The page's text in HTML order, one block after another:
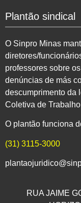
Plantão sindical
O Sinpro Minas
diretores/
professores sobre
denúncias de más
descumprimento da
Coletiva de
O plantão funciona
(31) 3115-3000
RUA JAIME